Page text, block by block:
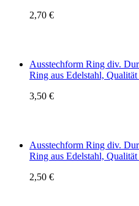
2,70 €
Ausstechform Ring div.
Ring aus Edelstahl,
3,50 €
Ausstechform Ring div.
Ring aus Edelstahl,
2,50 €